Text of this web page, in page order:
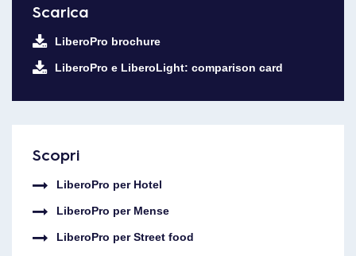
Scarica
LiberoPro brochure
LiberoPro e LiberoLight: comparison card
Scopri
LiberoPro per Hotel
LiberoPro per Mense
LiberoPro per Street food